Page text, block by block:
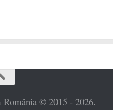
© 2015 - 2026.